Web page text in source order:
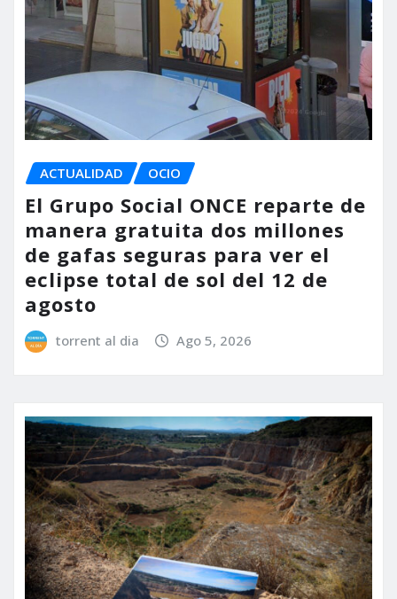
ACTUALIDAD OCIO
El Grupo Social ONCE reparte de
manera gratuita dos millones
de gafas seguras para ver el
eclipse total de sol del 12 de
agosto
torrent al dia Ago 5, 2026